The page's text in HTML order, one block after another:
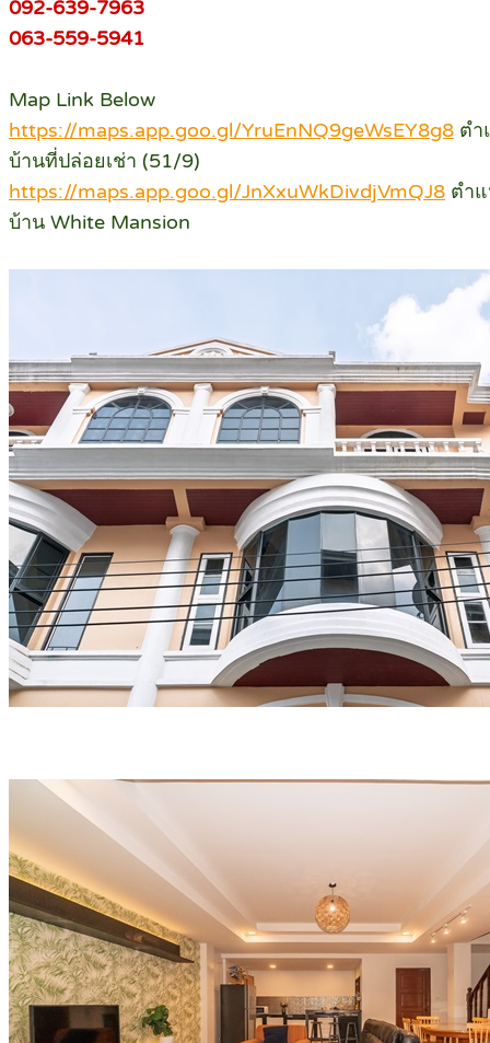
092-639-7963
063-559-5941
Map Link Below
https://maps.app.goo.gl/YruEnNQ9geWsEY8g8 ตำ
บ้านที่ปล่อยเช่า (51/9)
https://maps.app.goo.gl/JnXxuWkDivdjVmQJ8 ตำ
บ้าน White Mansion